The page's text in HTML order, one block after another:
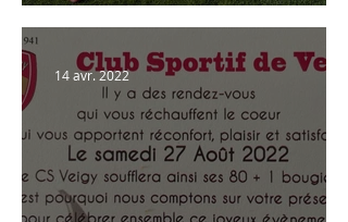
14 avr. 2022